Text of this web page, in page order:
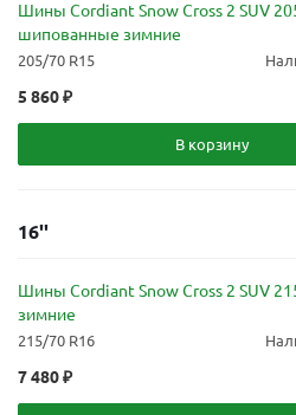
Шины Cordiant Snow Cross 2 SUV
шипованные зимние
205/70 R15
5 860₽
В корзину
16''
Шины Cordiant Snow Cross 2 SUV
зимние
215/70 R16
7 480₽